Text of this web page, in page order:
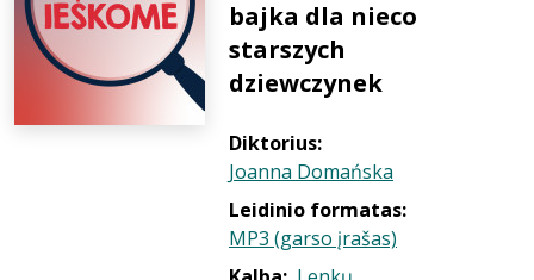
bajka dla nieco
starszych
dziewczynek
Diktorius:
Joanna Domańska
Leidinio formatas:
MP3 (garso įrašas)